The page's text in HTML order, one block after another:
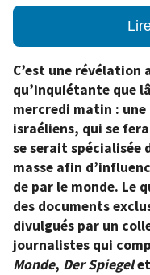
C’est une révélation
qu’inquiétante que
mercredi matin :
israéliens, qui se
se serait spécialisée
masse afin
de par le monde. Le
des documents
divulgués par un
journalistes qui
Monde, Der Spiegelet